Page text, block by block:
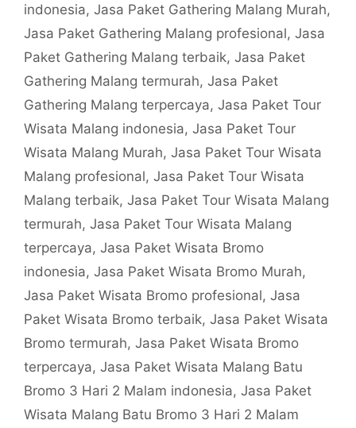
indonesia, Jasa Paket Gathering Malang Murah,
Jasa Paket Gathering Malang profesional, Jasa
Paket Gathering Malang terbaik, Jasa Paket
Gathering Malang termurah, Jasa Paket
Gathering Malang terpercaya, Jasa Paket Tour
Wisata Malang indonesia, Jasa Paket Tour
Wisata Malang Murah, Jasa Paket Tour Wisata
Malang profesional, Jasa Paket Tour Wisata
Malang terbaik, Jasa Paket Tour Wisata Malang
termurah, Jasa Paket Tour Wisata Malang
terpercaya, Jasa Paket Wisata Bromo
indonesia, Jasa Paket Wisata Bromo Murah,
Jasa Paket Wisata Bromo profesional, Jasa
Paket Wisata Bromo terbaik, Jasa Paket Wisata
Bromo termurah, Jasa Paket Wisata Bromo
terpercaya, Jasa Paket Wisata Malang Batu
Bromo 3 Hari 2 Malam indonesia, Jasa Paket
Wisata Malang Batu Bromo 3 Hari 2 Malam